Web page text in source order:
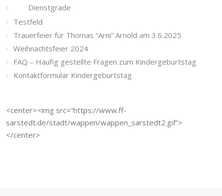
Dienstgrade
Testfeld
Trauerfeier für Thomas “Arni” Arnold am 3.6.2025
Weihnachtsfeier 2024
FAQ – Häufig gestellte Fragen zum Kindergeburtstag
Kontaktformular Kindergeburtstag
<center><img src=”https://www.ff-
sarstedt.de/stadt/wappen/wappen_sarstedt2.gif”>
</center>